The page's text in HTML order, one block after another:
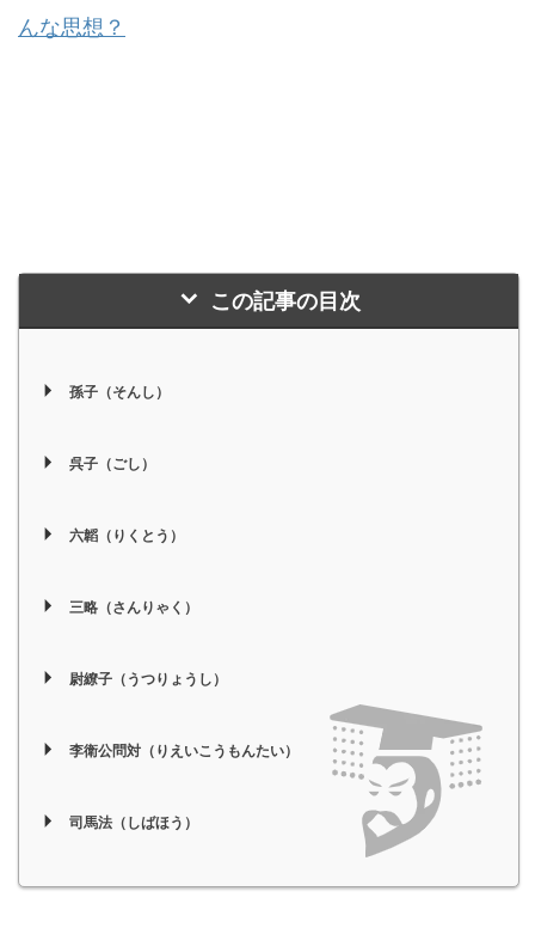
んな思想？
この記事の目次
孫子（そんし）
呉子（ごし）
六韜（りくとう）
三略（さんりゃく）
尉繚子（うつりょうし）
李衛公問対（りえいこうもんたい）
司馬法（しばほう）